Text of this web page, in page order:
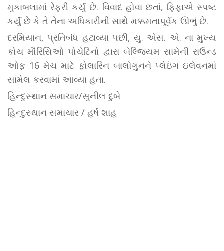
મુકાબલામાં રેફરી કર્યું છે. વિવાદ હોવા છતાં, ફિફાએ સ્પષ્ટ
કર્યું છે કે તે તેના અધિકારીની સાથે મક્કમતાપૂર્વક ઊભું છે.
દરમિયાન, પ્રતિબંધ હટાવ્યા પછી, યુ. એસ. એ. ના મુખ્ય
કોચ મૌરિસિઓ પોચેટિનો દ્વારા બેલ્જિયમ સામેની રાઉન્ડ
ઓફ 16 મેચ માટે ફોલારિન બાલોગુનને પ્લેઇંગ ઇલેવનમાં
સામેલ કરવામાં આવ્યા હતા.
હિન્દુસ્થાન સમાચાર/સુનીલ દુબે
હિન્દુસ્થાન સમાચાર / હર્ષ શાહ